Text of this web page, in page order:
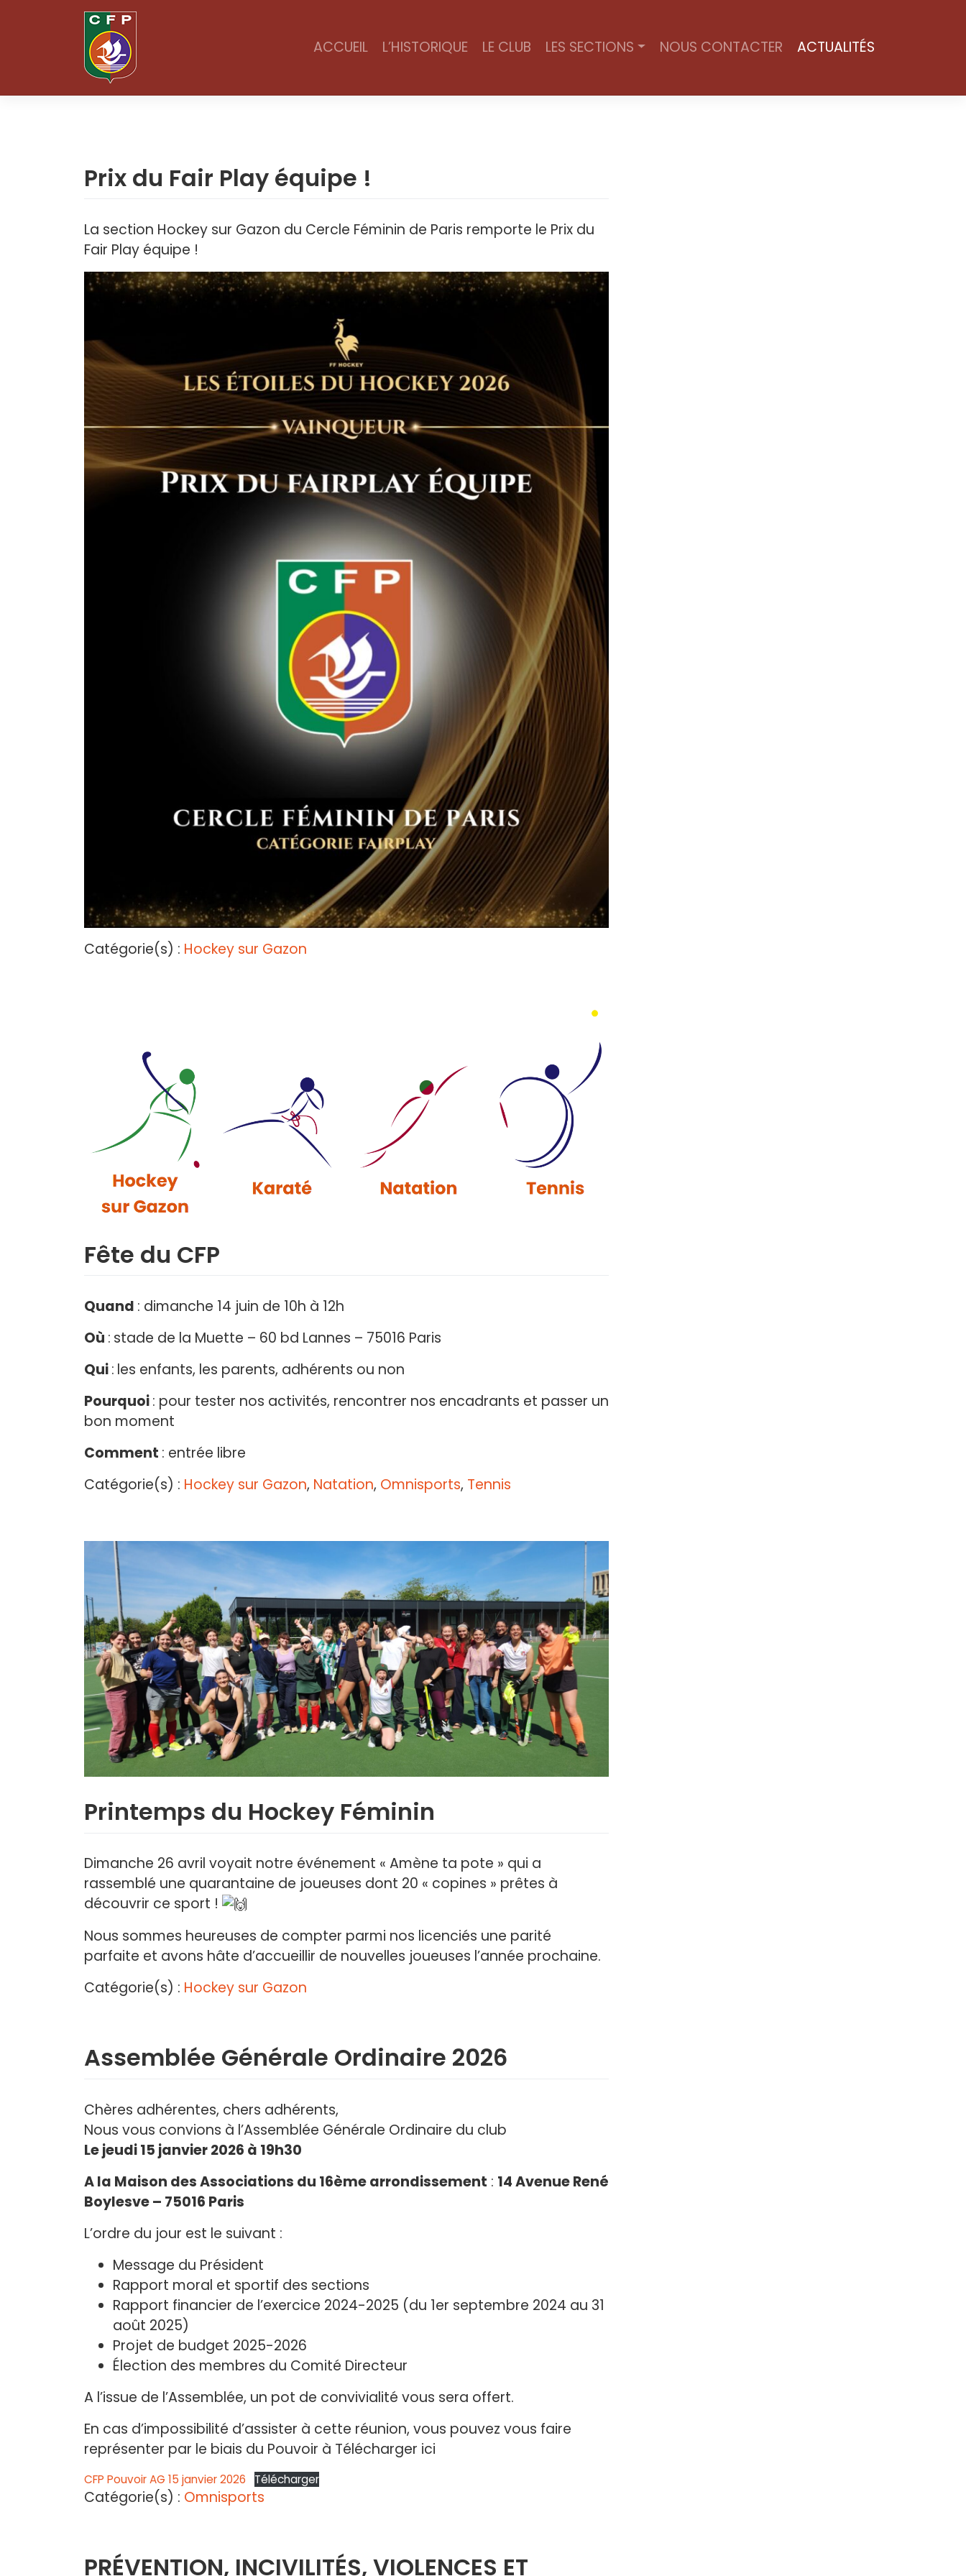
ACCUEIL L’HISTORIQUE LE CLUB LES SECTIONS NOUS CONTACTER ACTUALITÉS
Actualités
Prix du Fair Play équipe !
La section Hockey sur Gazon du Cercle Féminin de Paris remporte le Prix du
Fair Play équipe !
Catégorie(s) : Hockey sur Gazon
Fête du CFP
Quand : dimanche 14 juin de 10h à 12h
Où : stade de la Muette – 60 bd Lannes – 75016 Paris
Qui: les enfants, les parents, adhérents ou non
Pourquoi: pour tester nos activités, rencontrer nos encadrants et passer un
bon moment
Comment : entrée libre
Catégorie(s) : Hockey sur Gazon, Natation, Omnisports, Tennis
Printemps du Hockey Féminin
Dimanche 26 avril voyait notre événement « Amène ta pote » qui a
rassemblé une quarantaine de joueuses dont 20 « copines » prêtes à
découvrir ce sport !
Nous sommes heureuses de compter parmi nos licenciés une parité
parfaite et avons hâte d’accueillir de nouvelles joueuses l’année prochaine.
Catégorie(s) : Hockey sur Gazon
Assemblée Générale Ordinaire 2026
Chères adhérentes, chers adhérents,
Nous vous convions à l’Assemblée Générale Ordinaire du club
Le jeudi 15 janvier 2026 à 19h30
A la Maison des Associations du 16ème arrondissement : 14 Avenue René
Boylesve – 75016 Paris
L’ordre du jour est le suivant :
Message du Président
Rapport moral et sportif des sections
Rapport financier de l’exercice 2024-2025 (du 1er septembre 2024 au 31
août 2025)
Projet de budget 2025-2026
Élection des membres du Comité Directeur
A l’issue de l’Assemblée, un pot de convivialité vous sera offert.
En cas d’impossibilité d’assister à cette réunion, vous pouvez vous faire
représenter par le biais du Pouvoir à Télécharger ici
CFP Pouvoir AG 15 janvier 2026 Télécharger
Catégorie(s) : Omnisports
PRÉVENTION, INCIVILITÉS, VIOLENCES ET